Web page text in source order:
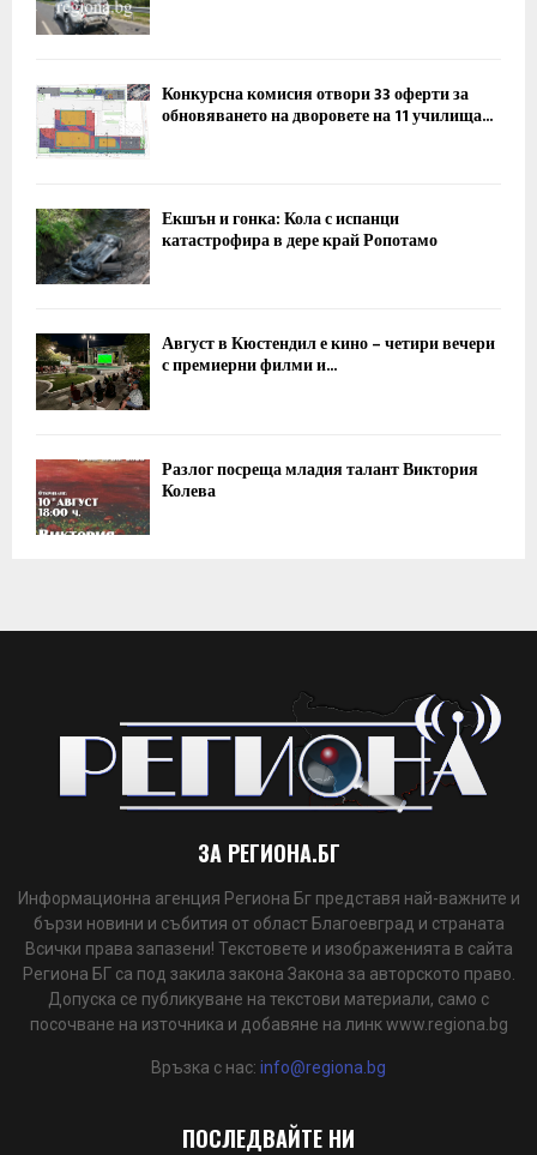
Конкурсна комисия отвори 33 оферти за
обновяването на дворовете на 11 училища...
Екшън и гонка: Кола с испанци
катастрофира в дере край Ропотамо
Август в Кюстендил е кино – четири вечери
с премиерни филми и...
Разлог посреща младия талант Виктория
Колева
ЗА РЕГИОНА.БГ
Информационна агенция Региона Бг представя най-важните и
бързи новини и събития от област Благоевград и страната
Всички права запазени! Текстовете и изображенията в сайта
Региона БГ са под закила закона Закона за авторското право.
Допуска се публикуване на текстови материали, само с
посочване на източника и добавяне на линк www.regiona.bg
Връзка с нас: info@regiona.bg
ПОСЛЕДВАЙТЕ НИ